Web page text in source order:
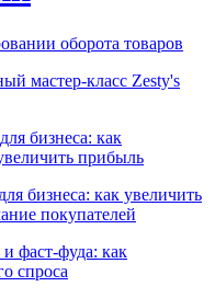
оборота товаров
мастер-класс Zesty's
бизнеса: как
прибыль
бизнеса: как увеличить
покупателей
фаст-фуда: как
спроса